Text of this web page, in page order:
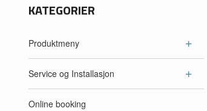
KATEGORIER
Produktmeny
Service og Installasjon
Online booking